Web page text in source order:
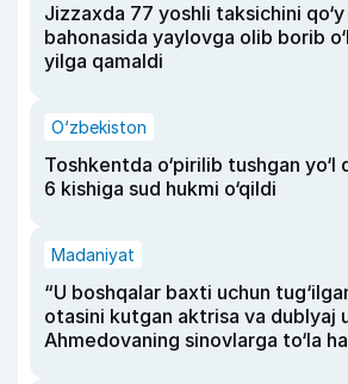
Jizzaxda 77 yoshli taksichini
bahonasida yaylovga olib borib
yilga qamaldi
O‘zbekiston
Toshkentda o‘pirilib tushgan yo‘l
6 kishiga sud hukmi o‘qildi
Madaniyat
“U boshqalar baxti uchun
otasini kutgan aktrisa va dublyaj
Ahmedovaning sinovlarga to‘la